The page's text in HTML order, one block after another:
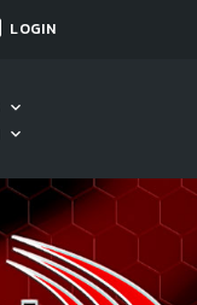
10. AUG. 2026, 19:00
LOGIN